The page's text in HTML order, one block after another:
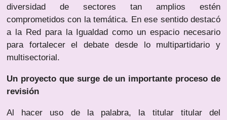
diversidad de sectores tan amplios estén
comprometidos con la temática. En ese sentido destacó
a la Red para la Igualdad como un espacio necesario
para fortalecer el debate desde lo multipartidario y
multisectorial.
Un proyecto que surge de un importante proceso de
revisión
Al hacer uso de la palabra, la titular titular del